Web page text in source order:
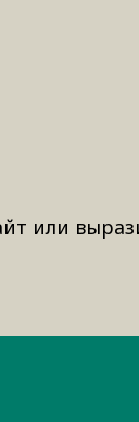
или